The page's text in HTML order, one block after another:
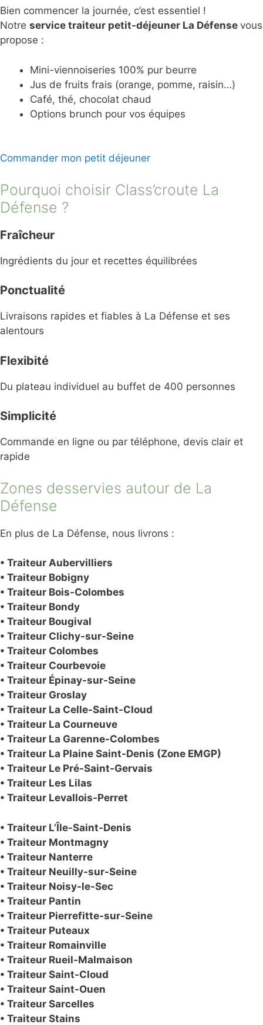
Bien commencer la journée, c’est essentiel !
Notre service traiteur petit-déjeuner La Défense vous
propose :
Mini-viennoiseries 100% pur beurre
Jus de fruits frais (orange, pomme, raisin…)
Café, thé, chocolat chaud
Options brunch pour vos équipes
Commander mon petit déjeuner
Pourquoi choisir Class’croute La
Défense ?
Fraîcheur
Ingrédients du jour et recettes équilibrées
Ponctualité
Livraisons rapides et fiables à La Défense et ses
alentours
Flexibité
Du plateau individuel au buffet de 400 personnes
Simplicité
Commande en ligne ou par téléphone, devis clair et
rapide
Zones desservies autour de La
Défense
En plus de La Défense, nous livrons :
• Traiteur Aubervilliers
• Traiteur Bobigny
• Traiteur Bois-Colombes
• Traiteur Bondy
• Traiteur Bougival
• Traiteur Clichy-sur-Seine
• Traiteur Colombes
• Traiteur Courbevoie
• Traiteur Épinay-sur-Seine
• Traiteur Groslay
• Traiteur La Celle-Saint-Cloud
• Traiteur La Courneuve
• Traiteur La Garenne-Colombes
• Traiteur La Plaine Saint-Denis (Zone EMGP)
• Traiteur Le Pré-Saint-Gervais
• Traiteur Les Lilas
• Traiteur Levallois-Perret
• Traiteur L’Île-Saint-Denis
• Traiteur Montmagny
• Traiteur Nanterre
• Traiteur Neuilly-sur-Seine
• Traiteur Noisy-le-Sec
• Traiteur Pantin
• Traiteur Pierrefitte-sur-Seine
• Traiteur Puteaux
• Traiteur Romainville
• Traiteur Rueil-Malmaison
• Traiteur Saint-Cloud
• Traiteur Saint-Ouen
• Traiteur Sarcelles
• Traiteur Stains